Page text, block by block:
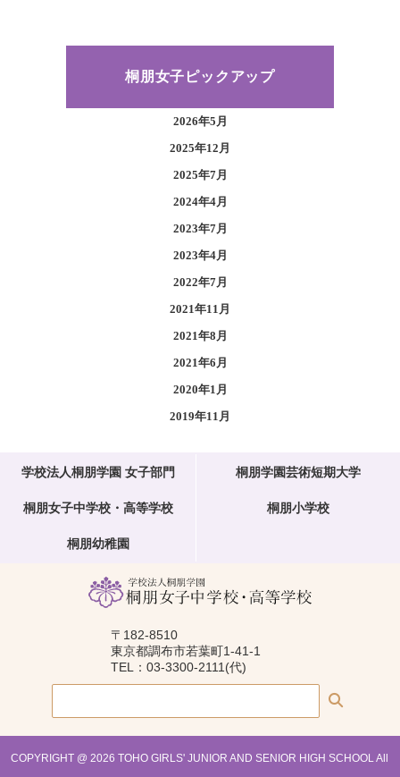
桐朋女子ピックアップ
2026年5月
2025年12月
2025年7月
2024年4月
2023年7月
2023年4月
2022年7月
2021年11月
2021年8月
2021年6月
2020年1月
2019年11月
学校法人桐朋学園 女子部門 桐朋学園芸術短期大学
桐朋女子中学校・高等学校 桐朋小学校
桐朋幼稚園
〒182-8510
東京都調布市若葉町1-41-1
TEL：03-3300-2111(代)
COPYRIGHT @ 2026 TOHO GIRLS' JUNIOR AND SENIOR HIGH SCHOOL All